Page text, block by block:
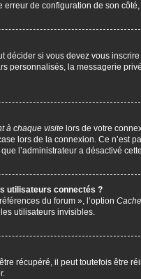
de configuration de son
décider si vous devez vous
la messagerie
à chaque visite lors de votre
lors de la connexion. Ce
l’administrateur a désactivé
utilisateurs connectés ?
du forum », l’option
utilisateurs invisibles.
récupéré, il peut toutefois être